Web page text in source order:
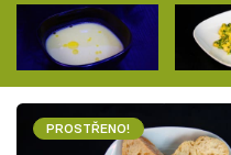
PROSTŘENO!